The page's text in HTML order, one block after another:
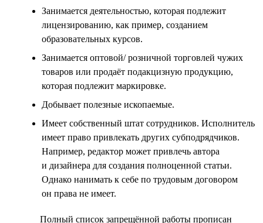
Занимается деятельностью, которая подлежит
лицензированию, как пример, созданием
образовательных курсов.
Занимается оптовой/ розничной торговлей чужих
товаров или продаёт подакцизную продукцию,
которая подлежит маркировке.
Добывает полезные ископаемые.
Имеет собственный штат сотрудников. Исполнитель
имеет право привлекать других субподрядчиков.
Например, редактор может привлечь автора
и дизайнера для создания полноценной статьи.
Однако нанимать к себе по трудовым договором
он права не имеет.
Полный список запрещённой работы прописан